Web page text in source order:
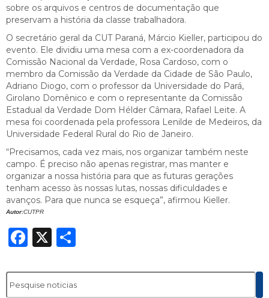
sobre os arquivos e centros de documentação que
preservam a história da classe trabalhadora.
O secretário geral da CUT Paraná, Márcio Kieller, participou do
evento. Ele dividiu uma mesa com a ex-coordenadora da
Comissão Nacional da Verdade, Rosa Cardoso, com o
membro da Comissão da Verdade da Cidade de São Paulo,
Adriano Diogo, com o professor da Universidade do Pará,
Girolano Domênico e com o representante da Comissão
Estadual da Verdade Dom Hélder Câmara, Rafael Leite. A
mesa foi coordenada pela professora Lenilde de Medeiros, da
Universidade Federal Rural do Rio de Janeiro.
“Precisamos, cada vez mais, nos organizar também neste
campo. É preciso não apenas registrar, mas manter e
organizar a nossa história para que as futuras gerações
tenham acesso às nossas lutas, nossas dificuldades e
avanços. Para que nunca se esqueça”, afirmou Kieller.
Autor:CUTPR
Facebook
X